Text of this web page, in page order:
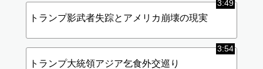
3:49
トランプ影武者失踪とアメリカ崩壊の現実
3:54
トランプ大統領アジア乞食外交巡り